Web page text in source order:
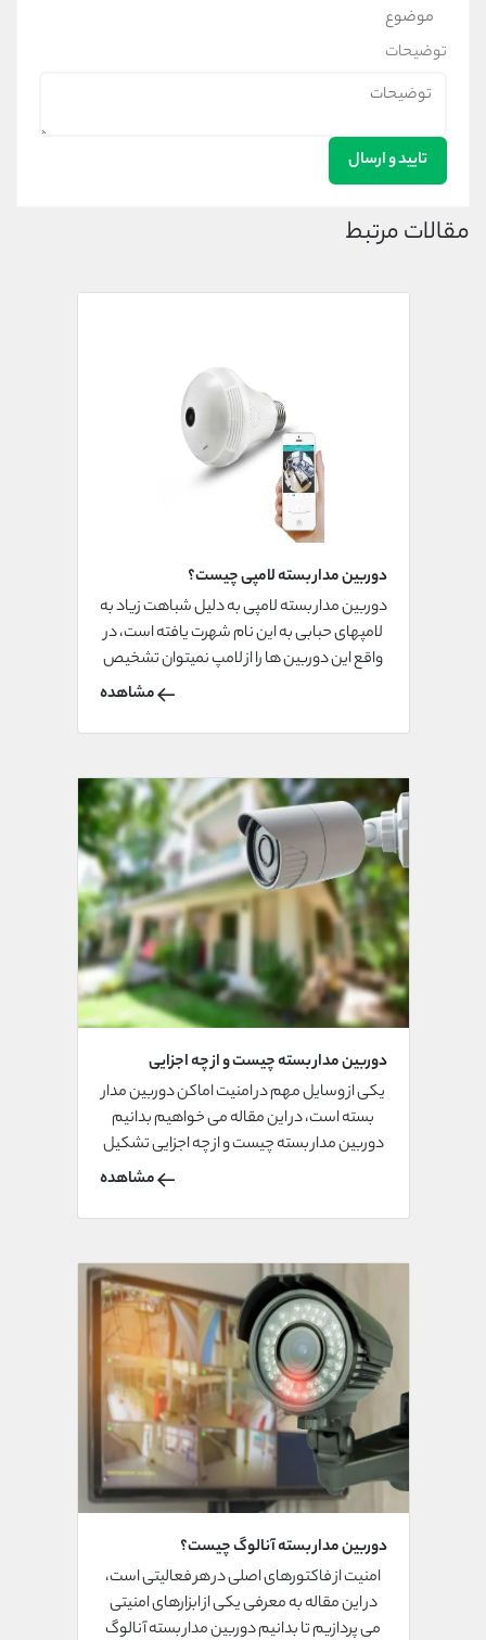
توضیحات
تایید و ارسال
مقالات مرتبط
دوربین مدار بسته لامپی چیست؟
دوربین مدار بسته لامپی به دلیل شباهت زیاد به
لامپهای حبابی به این نام شهرت یافته است، در
واقع این دوربین ها را از لامپ نمیتوان تشخیص
مشاهده
دوربین مدار بسته چیست و از چه اجزایی
تشکیل شده است؟
یکی از وسایل مهم در امنیت اماکن دوربین مدار
بسته است، در این مقاله می خواهیم بدانیم
دوربین مدار بسته چیست و از چه اجزایی تشکیل
مشاهده
دوربین مدار بسته آنالوگ چیست؟
امنیت از فاکتورهای اصلی در هر فعالیتی است،
در این مقاله به معرفی یکی از ابزارهای امنیتی
می پردازیم تا بدانیم دوربین مدار بسته آنالوگ